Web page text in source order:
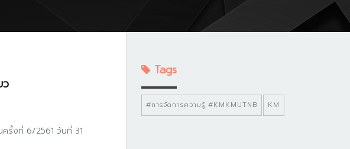
ว
ครั้งที่ 6/2561 วันที่ 31
Tags
#การจัดการความรู้ #KMKMUTNB KM